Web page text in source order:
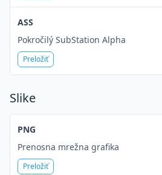
ASS
Pokročilý SubStation Alpha
Preložiť
Slike
PNG
Prenosna mrežna grafika
Preložiť